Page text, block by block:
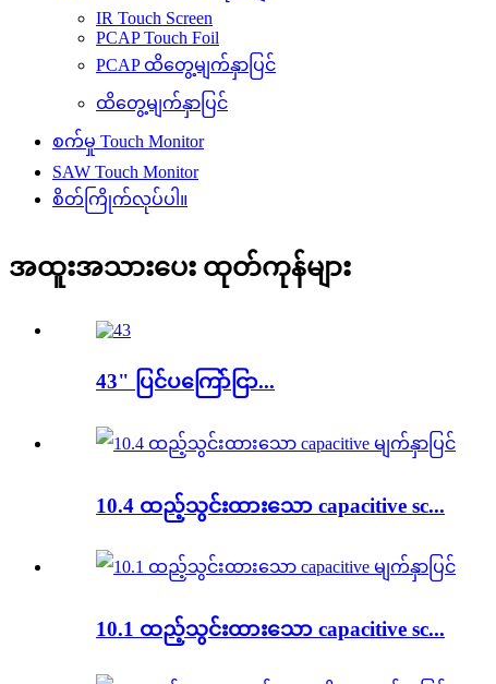
IR Touch Screen
PCAP Touch Foil
PCAP ထိတွေ့မျက်နှာပြင်
ထိတွေ့မျက်နှာပြင်
စက်မှု Touch Monitor
SAW Touch Monitor
စိတ်ကြိုက်လုပ်ပါ။
အထူးအသားပေး ထုတ်ကုန်များ
43" ပြင်ပကြော်ငြာ...
10.4 ထည့်သွင်းထားသော capacitive sc...
10.1 ထည့်သွင်းထားသော capacitive sc...